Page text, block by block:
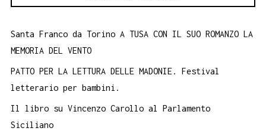
Santa Franco da Torino A TUSA CON IL SUO ROMANZO LA
MEMORIA DEL VENTO
PATTO PER LA LETTURA DELLE MADONIE. Festival
letterario per bambini.
Il libro su Vincenzo Carollo al Parlamento
Siciliano